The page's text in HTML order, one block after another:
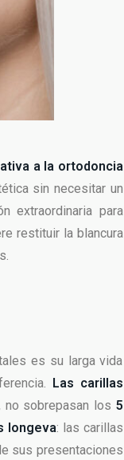
a la ortodoncia
sin necesitar un
extraordinaria para
restituir la blancura
es su larga vida
Las carillas
no sobrepasan los 5
longeva: las carillas
sus presentaciones